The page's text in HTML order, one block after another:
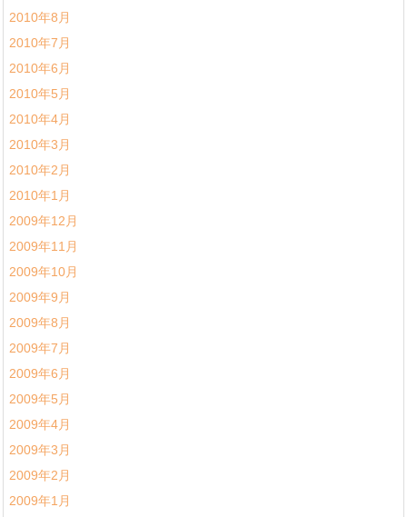
2010年8月
2010年7月
2010年6月
2010年5月
2010年4月
2010年3月
2010年2月
2010年1月
2009年12月
2009年11月
2009年10月
2009年9月
2009年8月
2009年7月
2009年6月
2009年5月
2009年4月
2009年3月
2009年2月
2009年1月